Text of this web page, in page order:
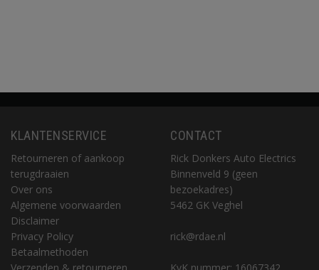
KLANTENSERVICE
Retourneren of aankoop
terugdraaien
Over ons
Algemene voorwaarden
Disclaimer
Privacy Policy
Betaalmethoden
CONTACT
Rick Donkers Auto Electrics
Binnenveld 9 (geen
bezoekadres)
5462 GK Veghel
rick@rdae.nl